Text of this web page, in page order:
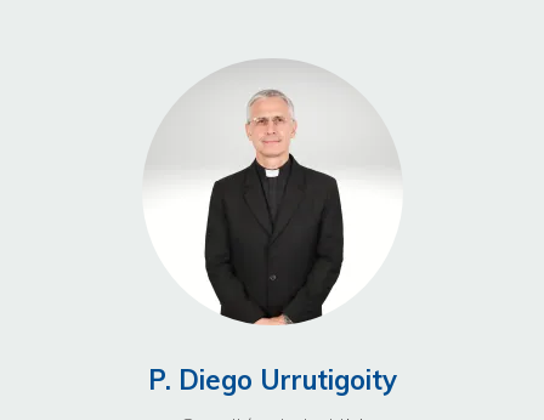
P. Diego Urrutigoity